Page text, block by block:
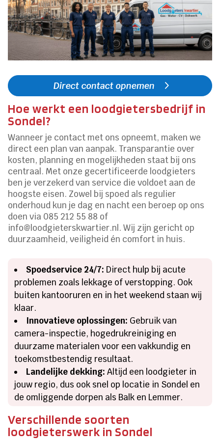
Direct contact opnemen
Hoe werkt een loodgietersbedrijf in
Sondel?
Wanneer je contact met ons opneemt, maken we
direct een plan van aanpak. Transparantie over
kosten, planning en mogelijkheden staat bij ons
centraal. Met onze gecertificeerde loodgieters
ben je verzekerd van service die voldoet aan de
hoogste eisen. Zowel bij spoed als regulier
onderhoud kun je dag en nacht een beroep op ons
doen via 085 212 55 88 of
info@loodgieterskwartier.nl. Wij zijn gericht op
duurzaamheid, veiligheid én comfort in huis.
Spoedservice 24/7: Direct hulp bij acute
problemen zoals lekkage of verstopping. Ook
buiten kantooruren en in het weekend staan wij
klaar.
Innovatieve oplossingen: Gebruik van
camera-inspectie, hogedrukreiniging en
duurzame materialen voor een vakkundig en
toekomstbestendig resultaat.
Landelijke dekking: Altijd een loodgieter in
jouw regio, dus ook snel op locatie in Sondel en
de omliggende dorpen als Balk en Lemmer.
Verschillende soorten
loodgieterswerk in Sondel